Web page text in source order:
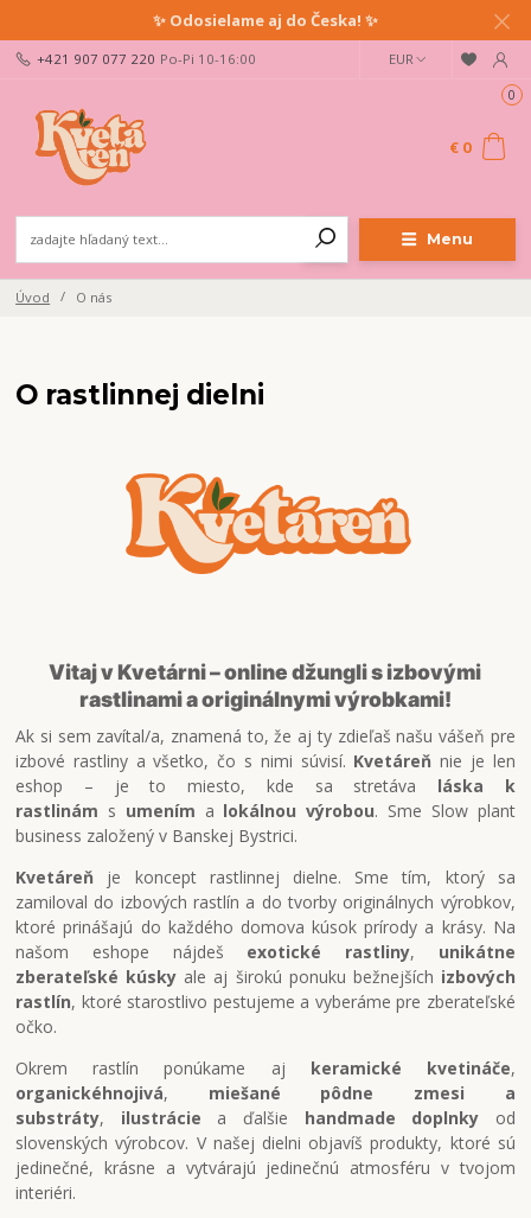
✨ Odosielame aj do Česka! ✨
Menu
EUR
+421 907 077 220 Po-Pi 10-16:00
0
€ 0
Úvod O nás
O rastlinnej dielni
Vitaj v Kvetárni – online džungli s izbovými
rastlinami a originálnymi výrobkami!
Ak si sem zavítal/a, znamená to, že aj ty zdieľaš našu vášeň pre
izbové rastliny a všetko, čo s nimi súvisí. Kvetáreň nie je len
eshop – je to miesto, kde sa stretáva láska k
rastlinám s umením a lokálnou výrobou. Sme Slow plant
business založený v Banskej Bystrici.
Kvetáreň je koncept rastlinnej dielne. Sme tím, ktorý sa
zamiloval do izbových rastlín a do tvorby originálnych výrobkov,
ktoré prinášajú do každého domova kúsok prírody a krásy. Na
našom eshope nájdeš exotické rastliny, unikátne
zberateľské kúsky ale aj širokú ponuku bežnejších izbových
rastlín, ktoré starostlivo pestujeme a vyberáme pre zberateľské
očko.
Okrem rastlín ponúkame aj keramické kvetináče,
organickéhnojivá, miešané pôdne zmesi a
substráty, ilustrácie a ďalšie handmade doplnky od
slovenských výrobcov. V našej dielni objavíš produkty, ktoré sú
jedinečné, krásne a vytvárajú jedinečnú atmosféru v tvojom
interiéri.